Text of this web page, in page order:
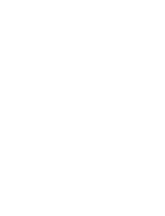
2018,
de la Consejería de
posible. El año
Córdoba.